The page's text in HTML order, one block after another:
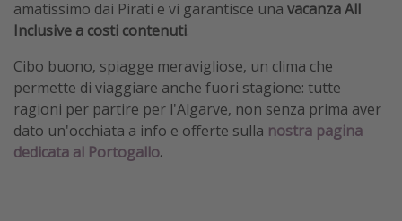
amatissimo dai Pirati e vi garantisce una vacanza All
Inclusive a costi contenuti.
Cibo buono, spiagge meravigliose, un clima che
permette di viaggiare anche fuori stagione: tutte
ragioni per partire per l'Algarve, non senza prima aver
dato un'occhiata a info e offerte sulla nostra pagina
dedicata al Portogallo.